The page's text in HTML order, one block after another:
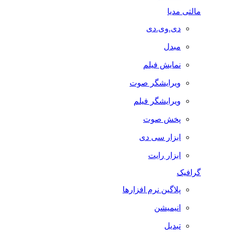
مالتی مدیا
دی.وی.دی
مبدل
نمایش فیلم
ویرایشگر صوت
ویرایشگر فیلم
پخش صوت
ابزار سی دی
ابزار رایت
گرافیک
پلاگین نرم افزارها
انیمیشن
تبدیل